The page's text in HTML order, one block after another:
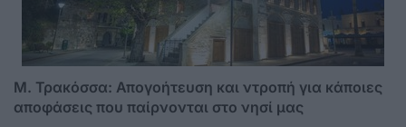
Μ. Τρακόσσα: Απογοήτευση και ντροπή για κάποιες
αποφάσεις που παίρνονται στο νησί μας